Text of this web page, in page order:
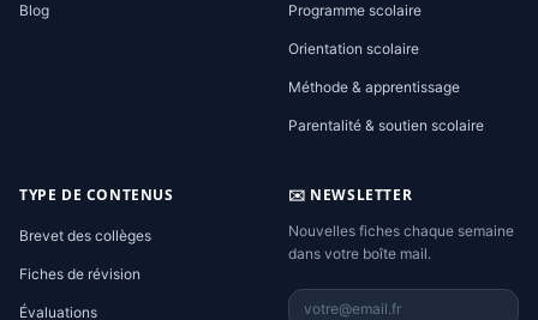
Blog Programme scolaire
Orientation scolaire
Méthode & apprentissage
Parentalité & soutien scolaire
TYPE DE CONTENUS
Brevet des collèges
Fiches de révision
Évaluations
✉️ NEWSLETTER
Nouvelles fiches chaque semaine
dans votre boîte mail.